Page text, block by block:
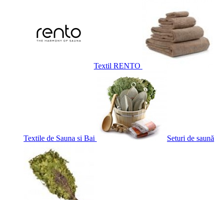
Textil RENTO
Textile de Sauna si Bai Seturi de saună